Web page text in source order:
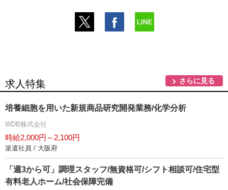
求人特集 さらに見る
培養細胞を用いた新規商品研究開発業務/化学分析
WDB株式会社
時給2,000円～2,100円
派遣社員 / 大阪府
「週3から可」調理スタッフ/無資格可/シフト相談可/住宅型
有料老人ホーム/社会保障完備